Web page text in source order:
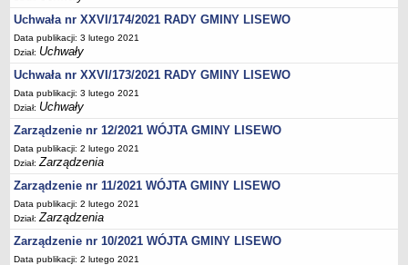
Centralna Ewidencja i Informacja o Działalności Gospodarczej
Zezwolenia na sprzedaż napojów alkoholowych
Gospodarka komunalna
Odpady komunalne
Wpis do RDR w zakresie odbioru odpadów komunalnych
Zezwolenie na odbiór nieczystości płynnych
Zbiorniki bezodpływowe oraz przydomowe oczyszczalnie ścieków
Podziały i rozgraniczenia
Zwrot podatku akcyzowego
Drogi i komunikacja
Zagospodarowanie przestrzenne
Uchwała nr XXVI/174/2021 RADY GMINY LISEWO
Data publikacji: 3 lutego 2021
Dział: Uchwały
Uchwała nr XXVI/173/2021 RADY GMINY LISEWO
Data publikacji: 3 lutego 2021
Dział: Uchwały
Zarządzenie nr 12/2021 WÓJTA GMINY LISEWO
Data publikacji: 2 lutego 2021
Dział:Zarządzenia
Zarządzenie nr 11/2021 WÓJTA GMINY LISEWO
Data publikacji: 2 lutego 2021
Dział:Zarządzenia
Zarządzenie nr 10/2021 WÓJTA GMINY LISEWO
Data publikacji: 2 lutego 2021